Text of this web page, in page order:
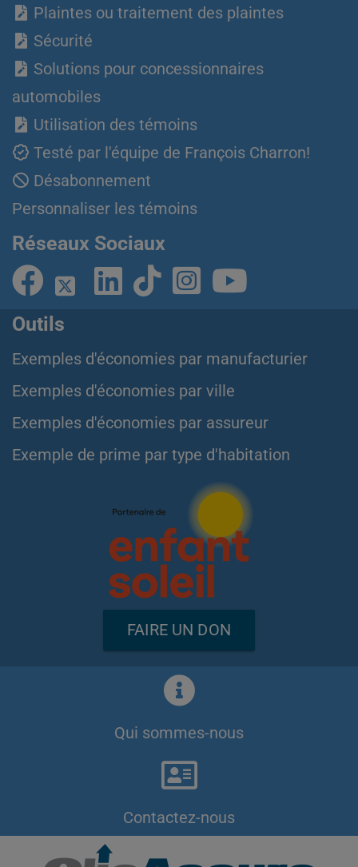
Plaintes ou traitement des plaintes
Sécurité
Solutions pour concessionnaires
automobiles
Utilisation des témoins
Testé par l'équipe de François Charron!
Désabonnement
Personnaliser les témoins
Réseaux Sociaux
Outils
Exemples d'économies par manufacturier
Exemples d'économies par ville
Exemples d'économies par assureur
Exemple de prime par type d'habitation
FAIRE UN DON
Qui sommes-nous
Contactez-nous